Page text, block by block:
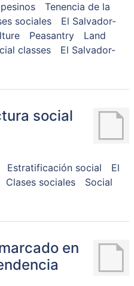
Tenencia de la
sociales
El Salvador-
Peasantry
Land
classes
El Salvador-
social
Estratificación social
El
Clases sociales
Social
en